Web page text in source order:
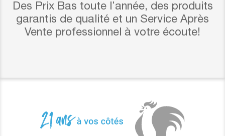
Des Prix Bas toute l’année, des produits
garantis de qualité et un Service Après
Vente professionnel à votre écoute!